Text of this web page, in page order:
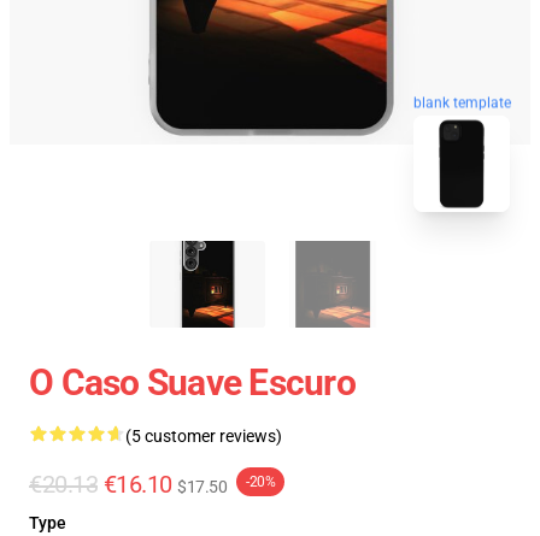
blank template
O Caso Suave Escuro
(5 customer reviews)
€20.13 €16.10 $17.50 -20%
Type